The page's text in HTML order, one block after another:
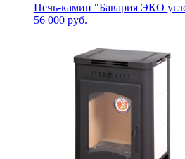
Печь-камин "Бавария ЭКО
56 000 руб.